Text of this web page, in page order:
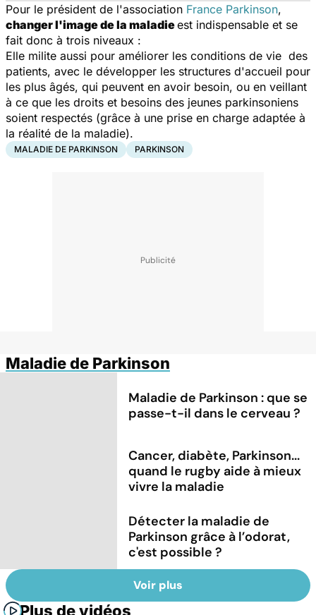
Pour le président de l'association France Parkinson,
changer l'image de la maladieest indispensable et se
fait donc à trois niveaux :
Elle milite aussi pour améliorer les conditions de vie des
patients, avec le développer les structures d'accueil pour
les plus âgés, qui peuvent en avoir besoin, ou en veillant
à ce que les droits et besoins des jeunes parkinsoniens
soient respectés (grâce à une prise en charge adaptée à
la réalité de la maladie).
MALADIE DE PARKINSON PARKINSON
Maladie de Parkinson
Maladie de Parkinson : que se
passe-t-il dans le cerveau ?
Cancer, diabète, Parkinson...
quand le rugby aide à mieux
vivre la maladie
Détecter la maladie de
Parkinson grâce à l’odorat,
c'est possible ?
Voir plus
Plus de vidéos